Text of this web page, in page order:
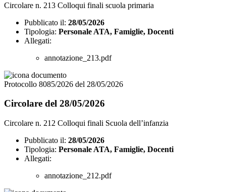
Circolare n. 213 Colloqui finali scuola primaria
Pubblicato il: 28/05/2026
Tipologia: Personale ATA, Famiglie, Docenti
Allegati:
annotazione_213.pdf
Protocollo 8085/2026 del 28/05/2026
Circolare del 28/05/2026
Circolare n. 212 Colloqui finali Scuola dell’infanzia
Pubblicato il: 28/05/2026
Tipologia: Personale ATA, Famiglie, Docenti
Allegati:
annotazione_212.pdf